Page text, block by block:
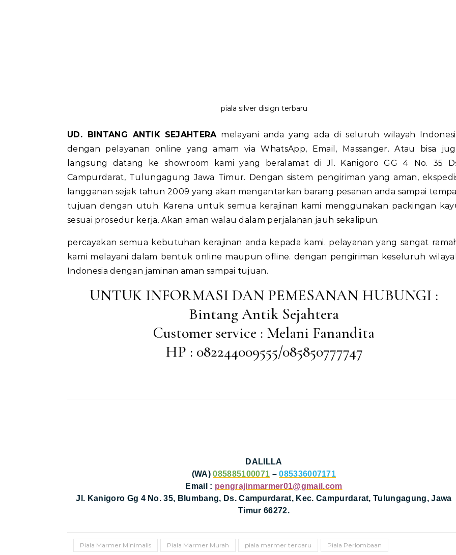
piala silver disign terbaru
UD. BINTANG ANTIK SEJAHTERAmelayani anda yang ada di seluruh wilayah
dengan pelayanan online yang amam via WhatsApp, Email, Massanger. Atau bisa
langsung datang ke showroom kami yang beralamat di Jl. Kanigoro GG 4 No. 35
Campurdarat, Tulungagung Jawa Timur. Dengan sistem pengiriman yang aman,
langganan sejak tahun 2009 yang akan mengantarkan barang pesanan anda sampai
tujuan dengan utuh. Karena untuk semua kerajinan kami menggunakan packingan
sesuai prosedur kerja. Akan aman walau dalam perjalanan jauh sekalipun.
percayakan semua kebutuhan kerajinan anda kepada kami. pelayanan yang sangat
kami melayani dalam bentuk online maupun ofline. dengan pengiriman keseluruh
Indonesia dengan jaminan aman sampai tujuan.
UNTUK INFORMASI DAN PEMESANAN HUBUNGI :
Bintang Antik Sejahtera
Customer service : Melani Fanandita
HP : 082244009555/085850777747
DALILLA
(WA)085885100071 –085336007171
Email : pengrajinmarmer01@gmail.com
Jl. Kanigoro Gg 4 No. 35, Blumbang, Ds. Campurdarat, Kec. Campurdarat, Tulungagung, Jawa
Timur 66272.
Piala Marmer Minimalis Piala Marmer Murah piala marmer terbaru Piala Perlombaan